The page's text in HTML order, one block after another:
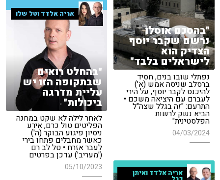
"בהסכם אוסלו
נרשם שקבר יוסף
הצדיק הוא
לישראלים בלבד"
נפתלי שובו בנים, חסיד
ברסלב שניסה אמש (א')
להיכנס לקבר יוסף, על הירי
לעברם עם היציאה משכם •
התרעם: "זה בגלל שצה"ל
הביא נשק לרשות
הפלסטינית"
04/03/2024
אריה אלדד וטל שלו
"בהחלט רואים
שבתקופה הזו יש
עליית מדרגה
ביכולות"
לאחר לילה לא שקט במחנה
הפליטים טול כרם, אירע
ניסיון פיגוע הבוקר (ה')
כאשר מחבלים פתחו בירי
לעבר אזרח • טל לב רם
('מעריב') עדכן בפרטים
05/10/2023
אריה אלדד ואיתן